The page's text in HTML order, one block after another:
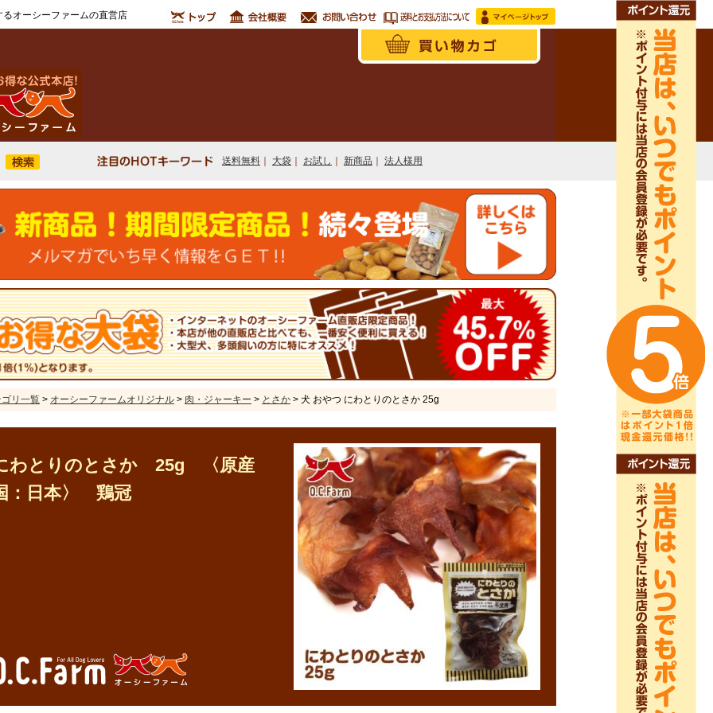
オーシーファームの直営店
送料無料 大袋 お試し 新商品 法人様用
リ一覧 > オーシーファームオリジナル > 肉・ジャーキー > とさか > 犬 おやつ にわとりのとさか 25g
わとりのとさか 25g 〈原産
：日本〉 鶏冠